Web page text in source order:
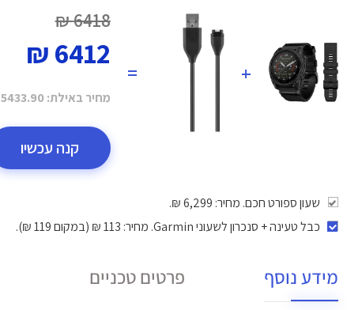
+
=
6418 ₪
6412 ₪
מחיר באילת: 5433.90 ₪
קנה עכשיו
שעון ספורט חכם. מחיר: 6,299 ₪.
כבל טעינה + סנכרון לשעוני Garmin
. מחיר: 113 ₪ (במקום 119 ₪).
מידע נוסף פרטים טכניים